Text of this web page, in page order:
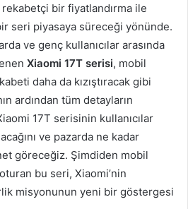
bir fiyatlandırma ile
seri piyasaya süreceği yönünde.
ve genç kullanıcılar arasında
Xiaomi 17T serisi, mobil
daha da kızıştıracak gibi
ardından tüm detayların
17T serisinin kullanıcılar
ve pazarda ne kadar
net göreceğiz. Şimdiden mobil
bu seri, Xiaomi’nin
misyonunun yeni bir göstergesi